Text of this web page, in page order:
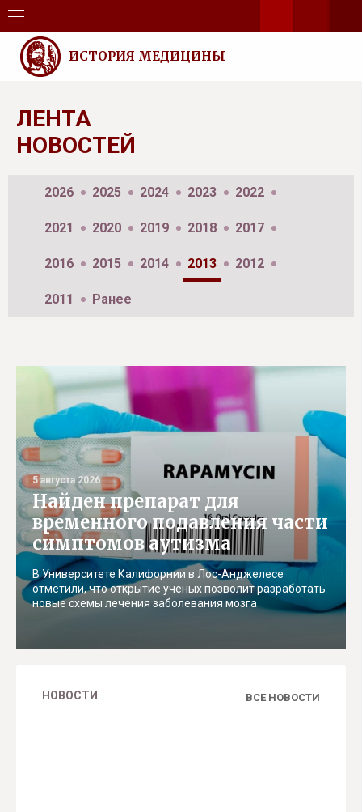
ИСТОРИЯ МЕДИЦИНЫ
ЛЕНТА
НОВОСТЕЙ
2026 2025 2024 2023 2022
2021 2020 2019 2018 2017
2016 2015 2014 2013 2012
2011 Ранее
5 августа 2026
Найден препарат для
временного подавления части
симптомов аутизма
В Университете Калифорнии в Лос-Анджелесе
отметили, что открытие ученых позволит разработать
новые схемы лечения заболевания мозга
НОВОСТИ ВСЕ НОВОСТИ